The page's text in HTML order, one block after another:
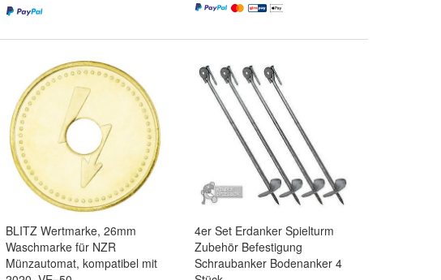
BLITZ Wertmarke, 26mm
Waschmarke für NZR
Münzautomat, kompatibel mit
4er Set Erdanker Spielturm
Zubehör Befestigung
Schraubanker Bodenanker 4